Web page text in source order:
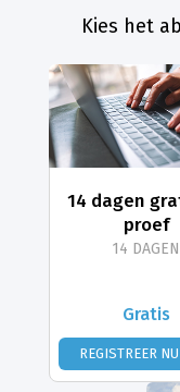
Kies het
14 dagen
proef
14 DAGEN
Gratis
REGISTREER NU